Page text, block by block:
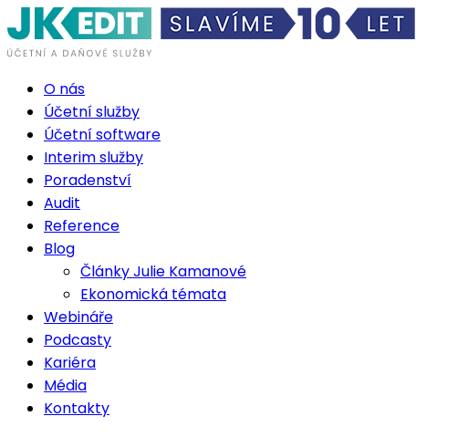
O nás
Účetní služby
Účetní software
Interim služby
Poradenství
Audit
Reference
Blog
Články Julie Kamanové
Ekonomická témata
Webináře
Podcasty
Kariéra
Média
Kontakty